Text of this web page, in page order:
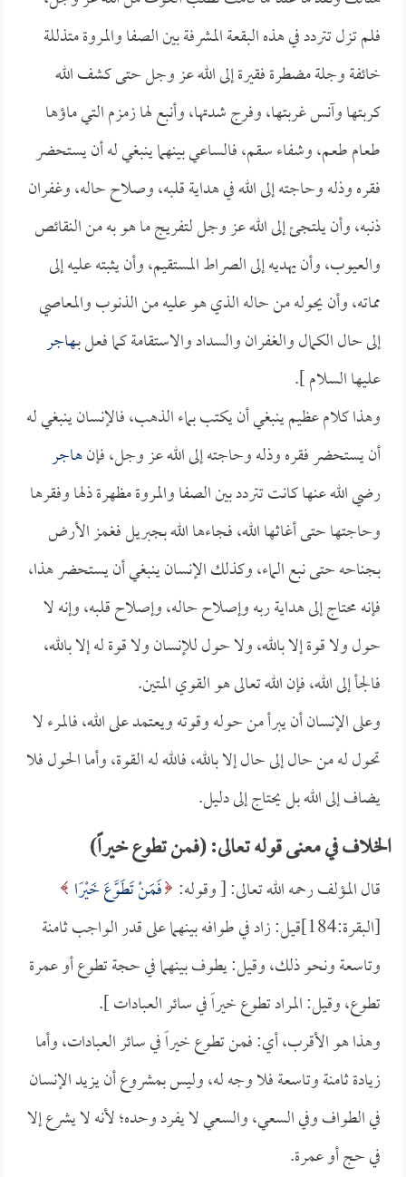
فلم تزل تتردد في هذه البقعة المشرفة بين الصفا والمروة متذللة
خائفة وجلة مضطرة فقيرة إلى الله عز وجل حتى كشف الله
كربتها وآنس غربتها، وفرج شدتها، وأنبع لها زمزم التي ماؤها
طعام طعم، وشفاء سقم، فالساعي بينهما ينبغي له أن يستحضر
فقره وذله وحاجته إلى الله في هداية قلبه، وصلاح حاله، وغفران
ذنبه، وأن يلتجئ إلى الله عز وجل لتفريج ما هو به من النقائص
والعيوب، وأن يهديه إلى الصراط المستقيم، وأن يثبته عليه إلى
مماته، وأن يحوله من حاله الذي هو عليه من الذنوب والمعاصي
إلى حال الكمال والغفران والسداد والاستقامة كما فعل بـهاجر
عليها السلام ].
وهذا كلام عظيم ينبغي أن يكتب بماء الذهب، فالإنسان ينبغي له
أن يستحضر فقره وذله وحاجته إلى الله عز وجل، فإنهاجر
رضي الله عنها كانت تتردد بين الصفا والمروة مظهرة ذلها وفقرها
وحاجتها حتى أغاثها الله، فجاءها الله بجبريل فغمز الأرض
بجناحه حتى نبع الماء، وكذلك الإنسان ينبغي أن يستحضر هذا،
فإنه محتاج إلى هداية ربه وإصلاح حاله، وإصلاح قلبه، وإنه لا
حول ولا قوة إلا بالله، ولا حول للإنسان ولا قوة له إلا بالله،
فالجأ إلى الله، فإن الله تعالى هو القوي المتين.
وعلى الإنسان أن يبرأ من حوله وقوته ويعتمد على الله، فالمرء لا
تحول له من حال إلى حال إلا بالله، فالله له القوة، وأما الحول فلا
يضاف إلى الله بل يحتاج إلى دليل.
الخلاف في معنى قوله تعالى: (فمن تطوع خيراً)
قال المؤلف رحمه الله تعالى: [ وقوله: فَمَنْ تَطَوَّعَ خَيْرًا
[البقرة:184]قيل: زاد في طوافه بينهما على قدر الواجب ثامنة
وتاسعة ونحو ذلك، وقيل: يطوف بينهما في حجة تطوع أو عمرة
تطوع، وقيل: المراد تطوع خيراً في سائر العبادات ].
وهذا هو الأقرب، أي: فمن تطوع خيراً في سائر العبادات، وأما
زيادة ثامنة وتاسعة فلا وجه له، وليس بمشروع أن يزيد الإنسان
في الطواف وفي السعي، والسعي لا يفرد وحده؛ لأنه لا يشرع إلا
في حج أو عمرة.